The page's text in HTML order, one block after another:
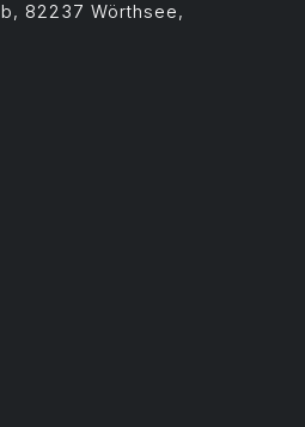
82237 Wörthsee,